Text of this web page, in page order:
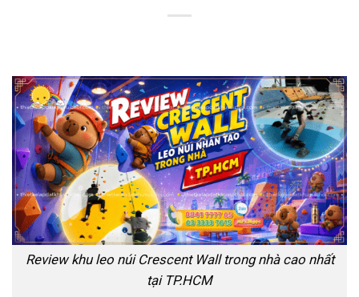
Review khu leo núi Crescent Wall trong nhà cao nhất
tại TP.HCM